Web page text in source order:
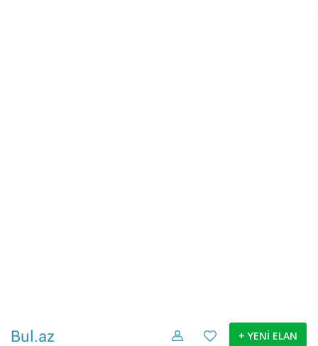
Bul.az + YENİ ELAN